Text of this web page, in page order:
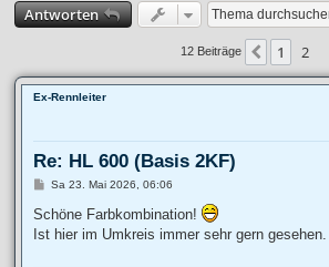
Antworten
12 Beiträge Vorherige
1 2
Ex-Rennleiter
Re: HL 600 (Basis 2KF)
B
i
t
r
Sa 23. Mai 2026, 06:06
Schöne Farbkombination!
Ist hier im Umkreis immer sehr gern gesehen.